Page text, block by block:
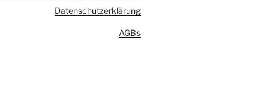
Datenschutzerklärung
AGBs